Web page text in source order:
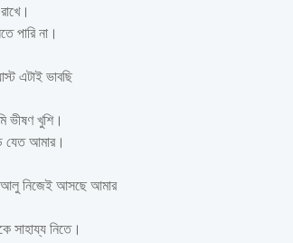
পারি না।
এটাই ভাবছি
ভীষণ খুশি।
যেত আমার।
আলু নিজেই আসছে আমার
নিতে।